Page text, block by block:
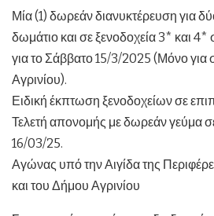
Μία (1) δωρεάν διανυκτέρευση για
δωμάτιο και σε ξενοδοχεία 3* και 4*
για το Σάββατο 15/3/2025 (Μόνο για
Αγρινίου).
Ειδική έκπτωση ξενοδοχείων σε
Τελετή απονομής με δωρεάν γεύμα
16/03/25.
Αγώνας υπό την Αιγίδα της
και του Δήμου Αγρινίου